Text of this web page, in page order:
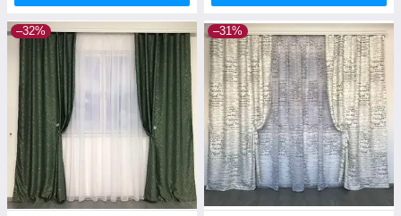
–32% –31%